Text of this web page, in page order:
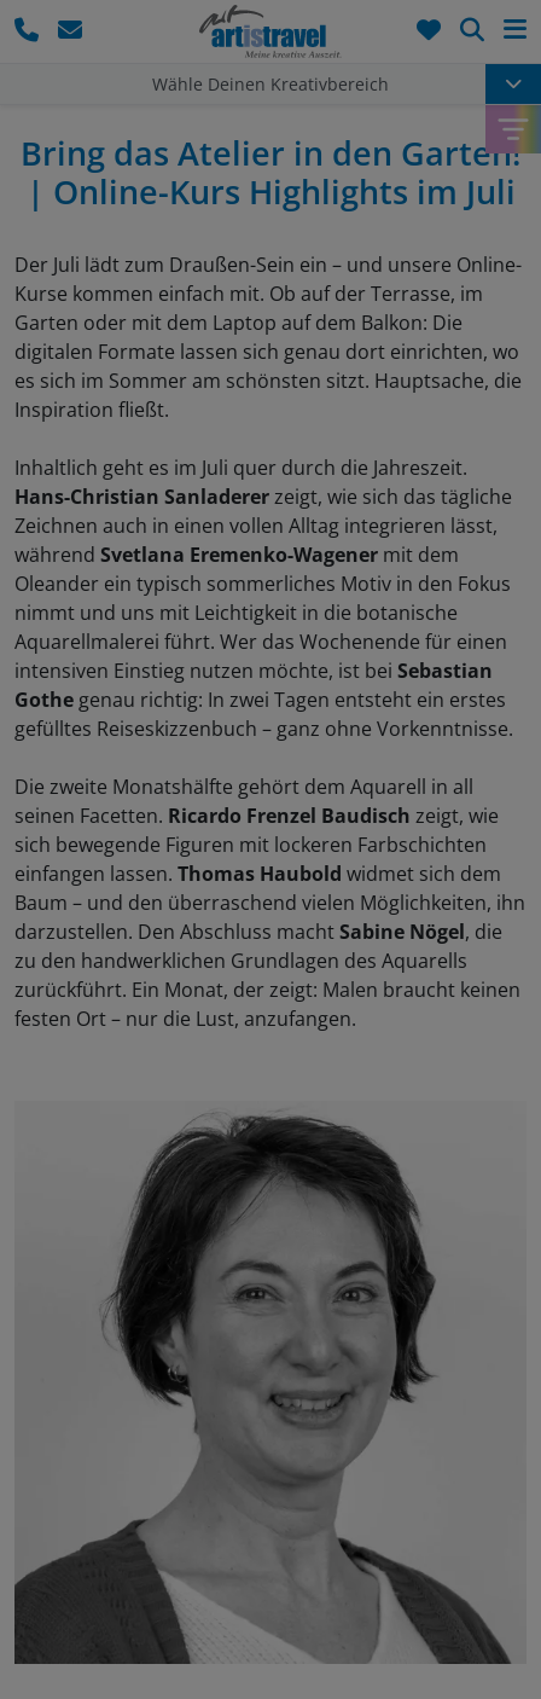
Wähle Deinen Kreativbereich
Bring das Atelier in den Garten!
| Online-Kurs Highlights im Juli
Der Juli lädt zum Draußen-Sein ein – und unsere Online-
Kurse kommen einfach mit. Ob auf der Terrasse, im
Garten oder mit dem Laptop auf dem Balkon: Die
digitalen Formate lassen sich genau dort einrichten, wo
es sich im Sommer am schönsten sitzt. Hauptsache, die
Inspiration fließt.
Inhaltlich geht es im Juli quer durch die Jahreszeit.
Hans-Christian Sanladererzeigt, wie sich das tägliche
Zeichnen auch in einen vollen Alltag integrieren lässt,
während Svetlana Eremenko-Wagener mit dem
Oleander ein typisch sommerliches Motiv in den Fokus
nimmt und uns mit Leichtigkeit in die botanische
Aquarellmalerei führt. Wer das Wochenende für einen
intensiven Einstieg nutzen möchte, ist bei Sebastian
Gothe genau richtig: In zwei Tagen entsteht ein erstes
gefülltes Reiseskizzenbuch – ganz ohne Vorkenntnisse.
Die zweite Monatshälfte gehört dem Aquarell in all
seinen Facetten. Ricardo Frenzel Baudisch zeigt, wie
sich bewegende Figuren mit lockeren Farbschichten
einfangen lassen. Thomas Haubold widmet sich dem
Baum – und den überraschend vielen Möglichkeiten, ihn
darzustellen. Den Abschluss machtSabine Nögel, die
zu den handwerklichen Grundlagen des Aquarells
zurückführt. Ein Monat, der zeigt: Malen braucht keinen
festen Ort – nur die Lust, anzufangen.